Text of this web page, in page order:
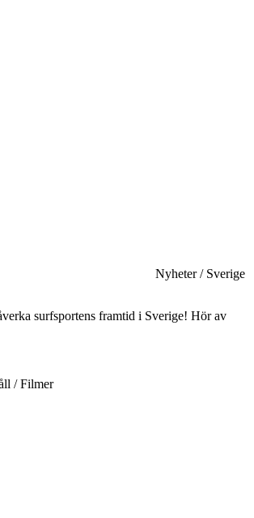
Nyheter / Sverige
surfsportens framtid i Sverige! Hör av
/ Filmer